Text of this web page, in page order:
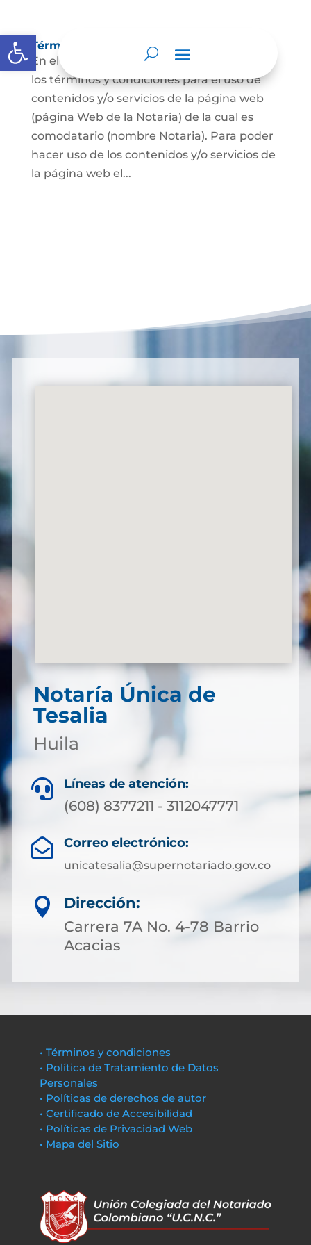
Abrir barra de herramientas
Términos y condiciones
En el presente documento se establecen
los términos y condiciones para el uso de
contenidos y/o servicios de la página web
(página Web de la Notaria) de la cual es
comodatario (nombre Notaria). Para poder
hacer uso de los contenidos y/o servicios de
la página web el...
Notaría Única de
Tesalia
Huila
 Líneas de atención:
(608) 8377211 - 3112047771
 Correo electrónico:
unicatesalia@supernotariado.gov.co

Dirección:
Carrera 7A No. 4-78 Barrio
Acacias
• Términos y condiciones
• Política de Tratamiento de Datos
Personales
• Políticas de derechos de autor
• Certificado de Accesibilidad
• Políticas de Privacidad Web
• Mapa del Sitio